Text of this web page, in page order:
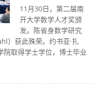
11月30日，第二届南
开大学数学人才奖颁
发。陈省身数学研究
）获此殊荣。约书亚·扎
院取得学士学位，博士毕业